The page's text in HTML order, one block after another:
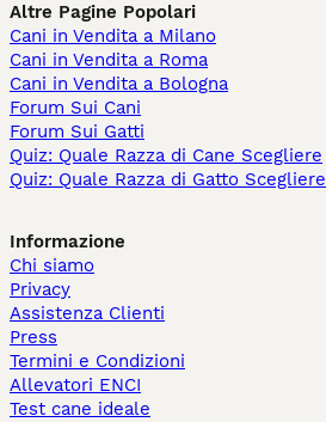
Altre Pagine Popolari
Cani in Vendita a Milano
Cani in Vendita a Roma
Cani in Vendita a Bologna
Forum Sui Cani
Forum Sui Gatti
Quiz: Quale Razza di Cane Scegliere
Quiz: Quale Razza di Gatto Scegliere
Informazione
Chi siamo
Privacy
Assistenza Clienti
Press
Termini e Condizioni
Allevatori ENCI
Test cane ideale